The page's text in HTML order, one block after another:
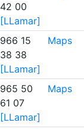
42 00
[LLamar]
966 15
38 38
[LLamar]
Maps
965 50
61 07
[LLamar]
Maps